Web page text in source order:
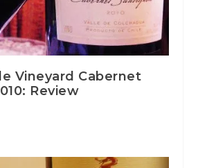
Vineyard Cabernet
Review